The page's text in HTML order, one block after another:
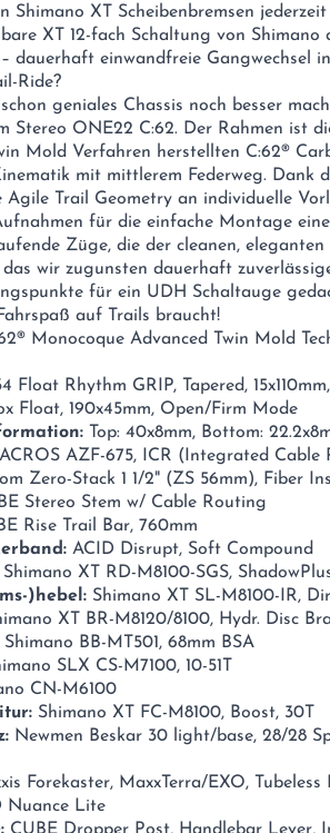
Shimano XT Scheibenbremsen
XT 12-fach Schaltung von
dauerhaft einwandfreie Gangwechsel
Ride?
geniales Chassis noch besser
Stereo ONE22 C:62. Der Rahmen ist
Mold Verfahren herstellten C:62®
mit mittlerem Federweg. Dank
Agile Trail Geometry an individuelle
für die einfache Montage
Züge, die der cleanen,
das wir zugunsten dauerhaft
für ein UDH Schaltauge
auf Trails braucht!
Monocoque Advanced Twin Mold
Float Rhythm GRIP, Tapered,
Float, 190x45mm, Open/Firm Mode
Top: 40x8mm, Bottom:
ACROS AZF-675, ICR (Integrated Cable
Zero-Stack 1 1/2" (ZS 56mm), Fiber
Stereo Stem w/ Cable Routing
Rise Trail Bar, 760mm
ACID Disrupt, Soft Compound
Shimano XT RD-M8100-SGS,
)hebel: Shimano XT SL-M8100-IR,
XT BR-M8120/8100, Hydr. Disc
Shimano BB-MT501, 68mm BSA
SLX CS-M7100, 10-51T
CN-M6100
Shimano XT FC-M8100, Boost, 30T
Newmen Beskar 30 light/base, 28/28
Forekaster, MaxxTerra/EXO, Tubeless
Nuance Lite